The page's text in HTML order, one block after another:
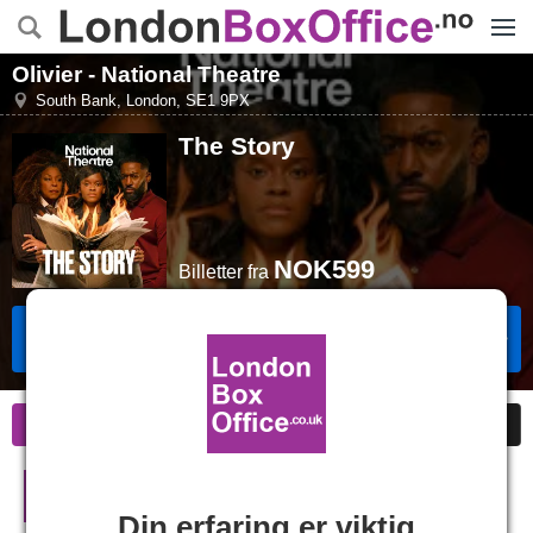
Olivier - National Theatre
South Bank, London, SE1 9PX
The Story
Billetter fra NOK599
Bestill Billetter